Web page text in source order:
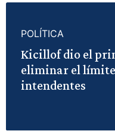
POLÍTICA
Kicillof dio el
eliminar el límite
intendentes